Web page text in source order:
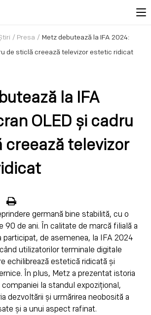
/ Presa / Metz debutează la IFA 2024:
de sticlă creează televizor estetic ridicat
la IFA
OLED și cadru
creează televizor
germană bine stabilită, cu o
90 de ani. În calitate de marcă filială a
participat, de asemenea, la IFA 2024
utilizatorilor terminale digitale
echilibrează estetică ridicată și
În plus, Metz a prezentat istoria
la standul expozițional,
dezvoltării și urmărirea neobosită a
și a unui aspect rafinat.